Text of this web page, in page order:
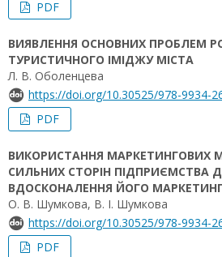
PDF
ВИЯВЛЕННЯ ОСНОВНИХ ПРОБЛЕМ
ТУРИСТИЧНОГО ІМІДЖУ МІСТА
Л. В. Оболенцева
https://doi.org/10.30525/978-9934-
PDF
ВИКОРИСТАННЯ МАРКЕТИНГОВИХ
СИЛЬНИХ СТОРІН ПІДПРИЄМСТВА
ВДОСКОНАЛЕННЯ ЙОГО
О. В. Шумкова, В. І. Шумкова
https://doi.org/10.30525/978-9934-
PDF